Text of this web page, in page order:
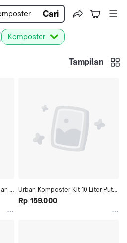
Cari
Komposter
Tampilan
Urban Komposter Kit 10 Liter Putih
| Anaerob Composter (Hampa
Rp 159.000